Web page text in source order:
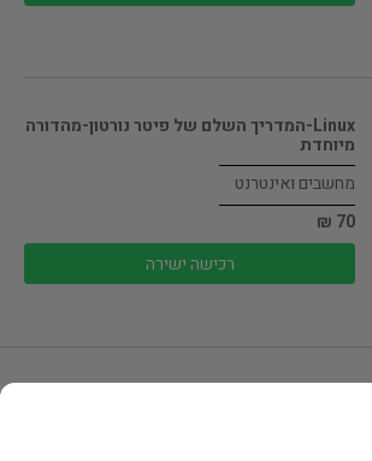
Linux-המדריך השלם של פיטר נורטון-מהדורה
מיוחדת
מחשבים ואינטרנט
70 ₪
רכישה ישירה